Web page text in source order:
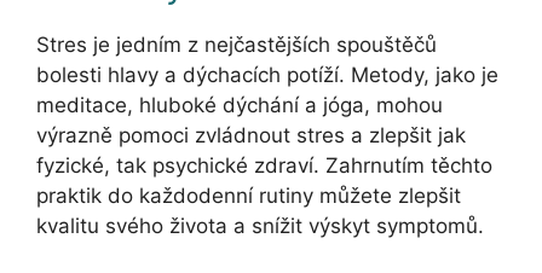
Stres je jedním z nejčastějších spouštěčů
bolesti hlavy a dýchacích potíží. Metody, jako je
meditace, hluboké dýchání a jóga, mohou
výrazně pomoci zvládnout stres a zlepšit jak
fyzické, tak psychické zdraví. Zahrnutím těchto
praktik do každodenní rutiny můžete zlepšit
kvalitu svého života a snížit výskyt symptomů.